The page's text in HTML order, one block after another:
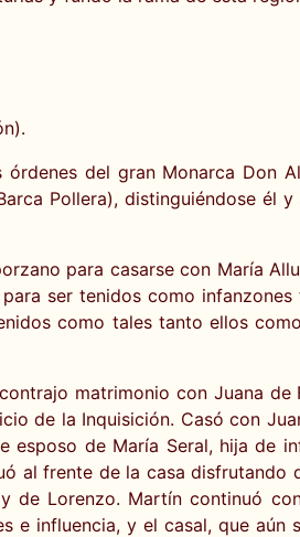
del gran Monarca Don
Pollera), distinguiéndose él y
para casarse con María
ser tenidos como
como tales tanto ellos
matrimonio con Juana de
de la Inquisición. Casó con
de María Seral, hija de
al frente de la casa disfrutando
de Lorenzo. Martín continuó
e influencia, y el casal, que aún